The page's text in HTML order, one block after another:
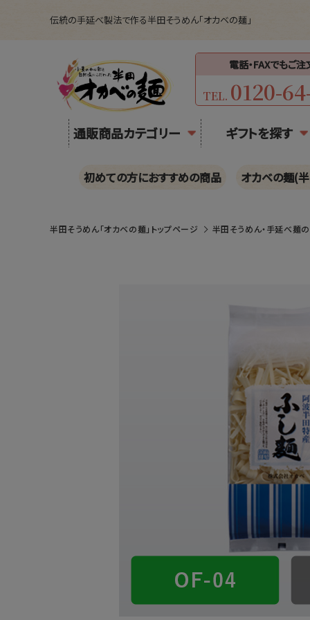
伝統の手延べ製法で作る半田そうめん「オカベの麺」
電話・FAXでもご
TEL. 0120-
通販商品カテゴリー ギフトを探す
初めての方におすすめの商品 オカベの麺(
半田そうめん「オカベの麺」トップページ 半田そうめん・手延べ麺